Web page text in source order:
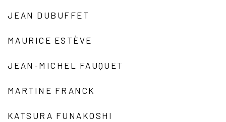
JEAN DUBUFFET
MAURICE ESTÈVE
JEAN-MICHEL FAUQUET
MARTINE FRANCK
KATSURA FUNAKOSHI